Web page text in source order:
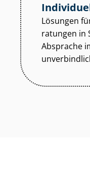
Lösungen
ra­tun­gen in
Absprache